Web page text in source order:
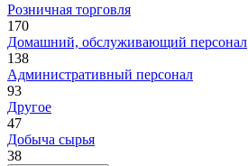
Розничная торговля
170
Домашний, обслуживающий персонал
138
Административный персонал
93
Другое
47
Добыча сырья
38